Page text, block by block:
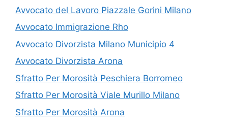
Avvocato del Lavoro Piazzale Gorini Milano
Avvocato Immigrazione Rho
Avvocato Divorzista Milano Municipio 4
Avvocato Divorzista Arona
Sfratto Per Morosità Peschiera Borromeo
Sfratto Per Morosità Viale Murillo Milano
Sfratto Per Morosità Arona